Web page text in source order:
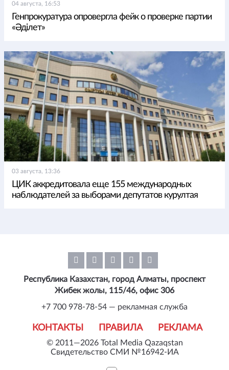
04 августа, 16:53
Генпрокуратура опровергла фейк о проверке партии
«Әділет»
03 августа, 13:36
ЦИК аккредитовала еще 155 международных
наблюдателей за выборами депутатов курултая
© 2011—2026 Total Media Qazaqstan
Свидетельство СМИ №16942-ИА
КОНТАКТЫ ПРАВИЛА РЕКЛАМА
Республика Казахстан, город Алматы, проспект
Жибек жолы, 115/46, офис 306
+7 700 978-78-54 — рекламная служба